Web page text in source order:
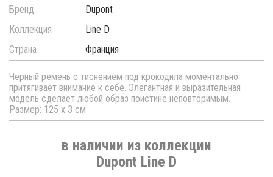
Бренд
Dupont
Коллекция
Line D
Страна
Франция
Черный ремень с тиснением под крокодила моментально
притягивает внимание к себе. Элегантная и выразительная
модель сделает любой образ поистине неповторимым.
Размер: 125 х 3 см
в наличии из коллекции
Dupont Line D